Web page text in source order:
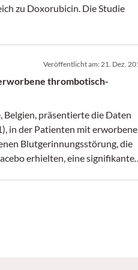
zu Doxorubicin. Die Studie
Veröffentlicht am:21. Dez.
thrombotisch-
Belgien, präsentierte die Daten
in der Patienten mit
Blutgerinnungsstörung, die
erhielten, eine signifikante